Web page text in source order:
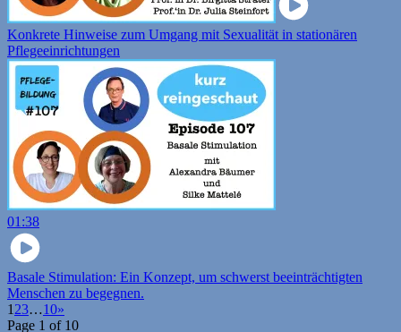
Konkrete Hinweise zum Umgang mit Sexualität in stationären
Pflegeeinrichtungen
01:38
Basale Stimulation: Ein Konzept, um schwerst beeinträchtigten
Menschen zu begegnen.
1 23…10»
Page 1 of 10